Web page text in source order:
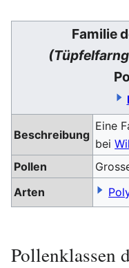
Familie
Beschreibung
Eine
bei
Pollen
Arten
Pollenklassen